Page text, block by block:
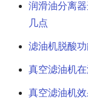
润滑油分离
几点
滤油机脱酸
真空滤油机
真空滤油机